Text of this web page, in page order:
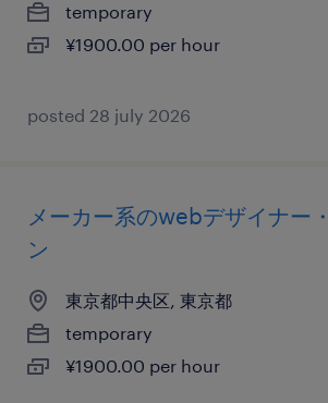
temporary
¥1900.00 per hour
posted 28 july 2026
メーカー系のwebデザイナー
ン
東京都中央区, 東京都
temporary
¥1900.00 per hour